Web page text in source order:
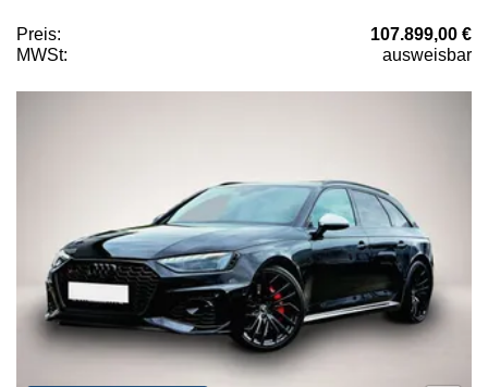
Preis:
107.899,00 €
MWSt:
ausweisbar